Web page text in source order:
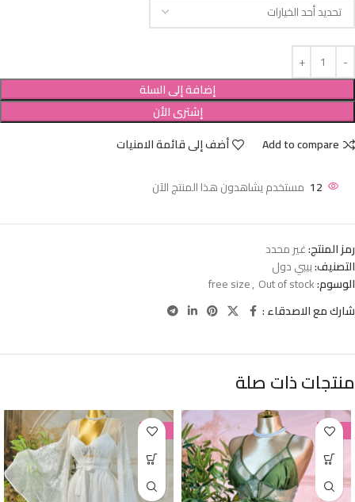
إضافة إلى السلة
إشترى الأن
Add to compare
أضف إلى قائمة الامنيات
12 مستخدم يشاهدون هذا المنتج الآن
رمز المنتج:غير محدد
التصنيف:بيبي دول
الوسوم:
free size, Out of stock
شارك مع الاصدقاء :
منتجات ذات صلة
-38%
-38%